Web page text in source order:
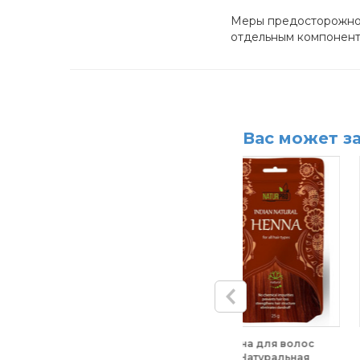
Меры
отдельным
Вас может
Маска для волос
Dr.S.Cannabis